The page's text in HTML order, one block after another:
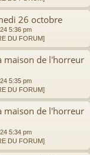
26 octobre
5:36 pm
DU FORUM]
maison de l'horreur
5:35 pm
DU FORUM]
maison de l'horreur
5:34 pm
DU FORUM]